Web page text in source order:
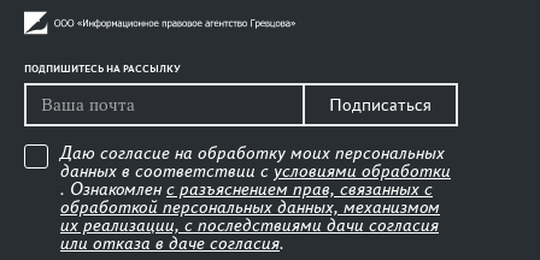
ПОДПИШИТЕСЬ НА РАССЫЛКУ
Подписаться
Даю согласие на обработку моих персональных
данных в соответствии с условиями обработки
. Ознакомлен с разъяснением прав, связанных с
обработкой персональных данных, механизмом
их реализации, с последствиями дачи согласия
или отказа в даче согласия.